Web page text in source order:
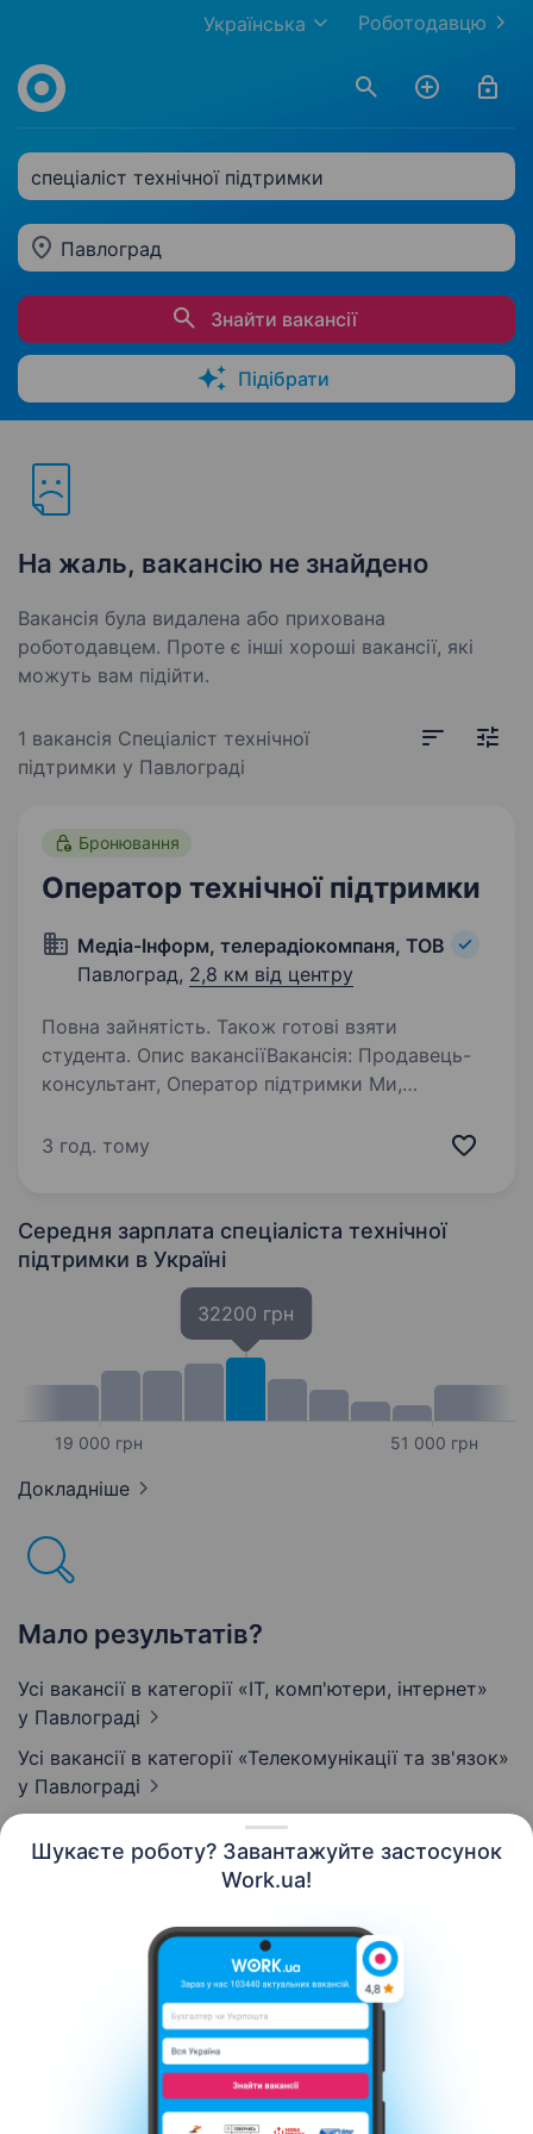
Шукаєте роботу? Завантажуйте застосунок
Work.ua!
Роботодавцю
Українська
спеціаліст технічної підтримки
Павлоград
Знайти вакансії
Підібрати
На жаль, вакансію не знайдено
Вакансія була видалена або прихована
роботодавцем. Проте є інші хороші вакансії, які
можуть вам підійти.
1 вакансія Спеціаліст технічної
підтримки у Павлограді
Бронювання
Оператор технічної підтримки
Медіа-Інформ, телерадіокомпаня, ТОВ
Павлоград, 2,8 км від центру
Повна зайнятість. Також готові взяти
студента. Опис вакансіїВакансія: Продавець-
консультант, Оператор підтримки Ми,
місті Павлоград, Дніпропетровській області,
3 год. тому
Середня зарплата спеціаліста технічної
підтримки в Україні
19 000 грн
32200 грн
51 000 грн
Докладніше
Мало результатів?
Усі вакансії в категорії «IT, комп'ютери, інтернет»
у Павлограді
Усі вакансії в категорії «Телекомунікації та зв'язок»
у Павлограді
Контакти Про нас
Кар’єра